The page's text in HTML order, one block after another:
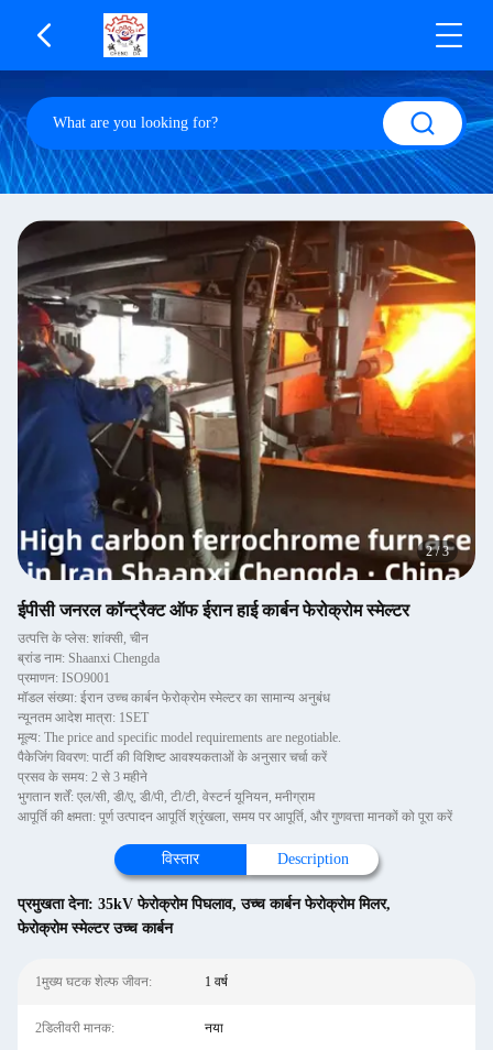
2/3
ईपीसी जनरल कॉन्ट्रैक्ट ऑफ ईरान हाई कार्बन फेरोक्रोम स्मेल्टर
उत्पत्ति के प्लेस: शांक्सी, चीन
ब्रांड नाम: Shaanxi Chengda
प्रमाणन: ISO9001
मॉडल संख्या: ईरान उच्च कार्बन फेरोक्रोम स्मेल्टर का सामान्य अनुबंध
न्यूनतम आदेश मात्रा: 1SET
मूल्य: The price and specific model requirements are negotiable.
पैकेजिंग विवरण: पार्टी की विशिष्ट आवश्यकताओं के अनुसार चर्चा करें
प्रसव के समय: 2 से 3 महीने
भुगतान शर्तें: एल/सी, डी/ए, डी/पी, टी/टी, वेस्टर्न यूनियन, मनीग्राम
आपूर्ति की क्षमता: पूर्ण उत्पादन आपूर्ति श्रृंखला, समय पर आपूर्ति, और गुणवत्ता मानकों को पूरा करें
विस्तार Description
प्रमुखता देना: 35kV फेरोक्रोम पिघलाव,उच्च कार्बन फेरोक्रोम मिलर,
फेरोक्रोम स्मेल्टर उच्च कार्बन
1मुख्य घटक शेल्फ जीवन: 1 वर्ष
2डिलीवरी मानक: नया